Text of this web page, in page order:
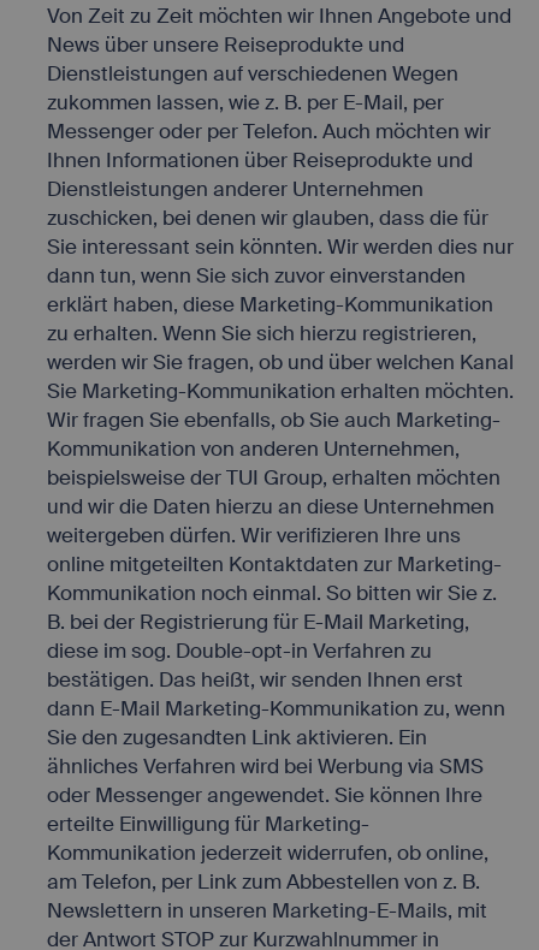
Von Zeit zu Zeit möchten wir Ihnen Angebote und
News über unsere Reiseprodukte und
Dienstleistungen auf verschiedenen Wegen
zukommen lassen, wie z. B. per E-Mail, per
Messenger oder per Telefon. Auch möchten wir
Ihnen Informationen über Reiseprodukte und
Dienstleistungen anderer Unternehmen
zuschicken, bei denen wir glauben, dass die für
Sie interessant sein könnten. Wir werden dies nur
dann tun, wenn Sie sich zuvor einverstanden
erklärt haben, diese Marketing-Kommunikation
zu erhalten. Wenn Sie sich hierzu registrieren,
werden wir Sie fragen, ob und über welchen Kanal
Sie Marketing-Kommunikation erhalten möchten.
Wir fragen Sie ebenfalls, ob Sie auch Marketing-
Kommunikation von anderen Unternehmen,
beispielsweise der TUI Group, erhalten möchten
und wir die Daten hierzu an diese Unternehmen
weitergeben dürfen. Wir verifizieren Ihre uns
online mitgeteilten Kontaktdaten zur Marketing-
Kommunikation noch einmal. So bitten wir Sie z.
B. bei der Registrierung für E-Mail Marketing,
diese im sog. Double-opt-in Verfahren zu
bestätigen. Das heißt, wir senden Ihnen erst
dann E-Mail Marketing-Kommunikation zu, wenn
Sie den zugesandten Link aktivieren. Ein
ähnliches Verfahren wird bei Werbung via SMS
oder Messenger angewendet. Sie können Ihre
erteilte Einwilligung für Marketing-
Kommunikation jederzeit widerrufen, ob online,
am Telefon, per Link zum Abbestellen von z. B.
Newslettern in unseren Marketing-E-Mails, mit
der Antwort STOP zur Kurzwahlnummer in
zur aktuellen